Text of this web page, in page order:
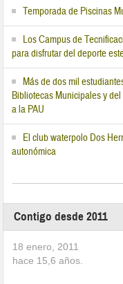
Temporada de Piscinas
Los Campus de
para disfrutar del deporte
Más de dos mil
Bibliotecas Municipales y
a la PAU
El club waterpolo Dos
autonómica
Contigo desde 2011
18 enero, 2011
hace 15,6 años.